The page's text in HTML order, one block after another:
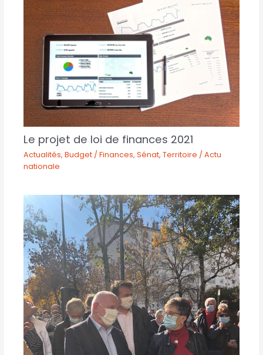
Le projet de loi de finances 2021
Actualités,Budget / Finances,Sénat,Territoire / Actu
nationale